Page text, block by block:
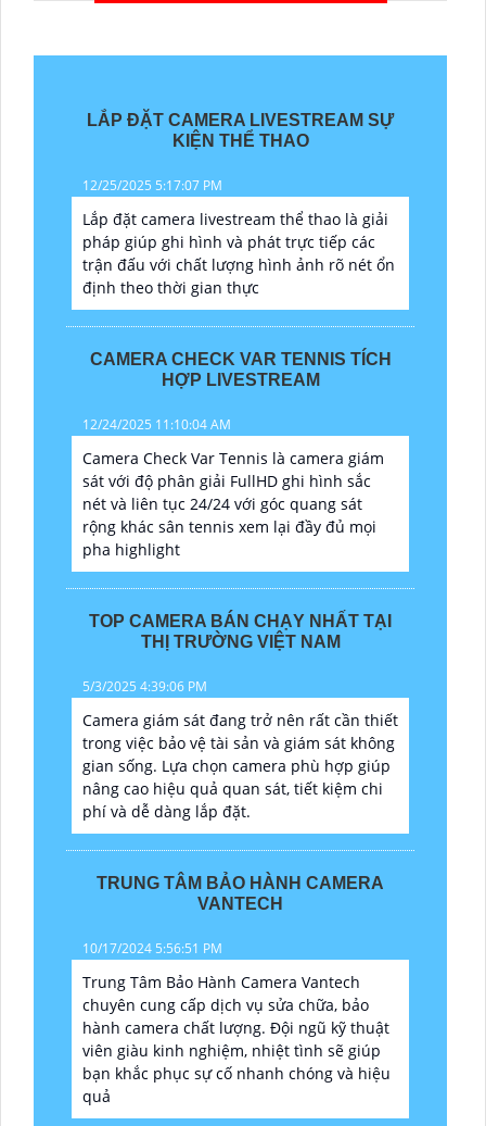
LẮP ĐẶT CAMERA LIVESTREAM SỰ
KIỆN THỂ THAO
12/25/2025 5:17:07 PM
Lắp đặt camera livestream thể thao là giải
pháp giúp ghi hình và phát trực tiếp các
trận đấu với chất lượng hình ảnh rõ nét ổn
định theo thời gian thực
CAMERA CHECK VAR TENNIS TÍCH
HỢP LIVESTREAM
12/24/2025 11:10:04 AM
Camera Check Var Tennis là camera giám
sát với độ phân giải FullHD ghi hình sắc
nét và liên tục 24/24 với góc quang sát
rộng khác sân tennis xem lại đầy đủ mọi
pha highlight
TOP CAMERA BÁN CHẠY NHẤT TẠI
THỊ TRƯỜNG VIỆT NAM
5/3/2025 4:39:06 PM
Camera giám sát đang trở nên rất cần thiết
trong việc bảo vệ tài sản và giám sát không
gian sống. Lựa chọn camera phù hợp giúp
nâng cao hiệu quả quan sát, tiết kiệm chi
phí và dễ dàng lắp đặt.
TRUNG TÂM BẢO HÀNH CAMERA
VANTECH
10/17/2024 5:56:51 PM
Trung Tâm Bảo Hành Camera Vantech
chuyên cung cấp dịch vụ sửa chữa, bảo
hành camera chất lượng. Đội ngũ kỹ thuật
viên giàu kinh nghiệm, nhiệt tình sẽ giúp
bạn khắc phục sự cố nhanh chóng và hiệu
quả